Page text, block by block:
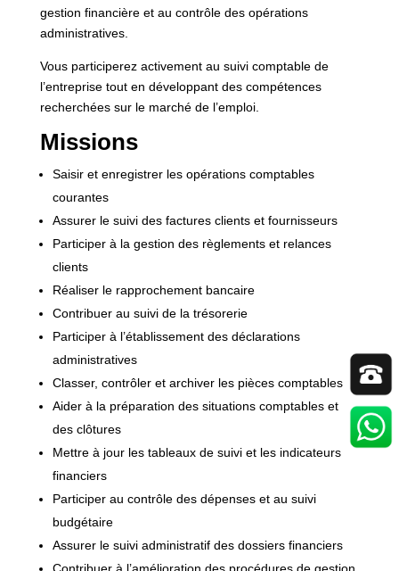
gestion financière et au contrôle des opérations
administratives.
Vous participerez activement au suivi comptable de
l’entreprise tout en développant des compétences
recherchées sur le marché de l’emploi.
Missions
Saisir et enregistrer les opérations comptables
courantes
Assurer le suivi des factures clients et fournisseurs
Participer à la gestion des règlements et relances
clients
Réaliser le rapprochement bancaire
Contribuer au suivi de la trésorerie
Participer à l’établissement des déclarations
administratives
Classer, contrôler et archiver les pièces comptables
Aider à la préparation des situations comptables et
des clôtures
Mettre à jour les tableaux de suivi et les indicateurs
financiers
Participer au contrôle des dépenses et au suivi
budgétaire
Assurer le suivi administratif des dossiers financiers